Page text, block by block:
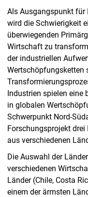
Als Ausgangspunkt
wird die Schwierigkeit
überwiegenden
Wirtschaft zu
der industriellen
Wertschöpfungsketten
Industrien spielen eine
in globalen
Schwerpunkt Nord-
Forschungsprojekt
aus verschiedenen
Die Auswahl der
verschiedenen
Länder (Chile, Costa
einem der ärmsten